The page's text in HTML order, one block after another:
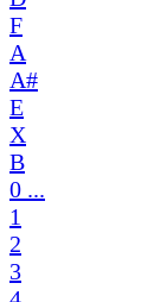
F
A
A#
E
X
B
0 ...
1
2
3